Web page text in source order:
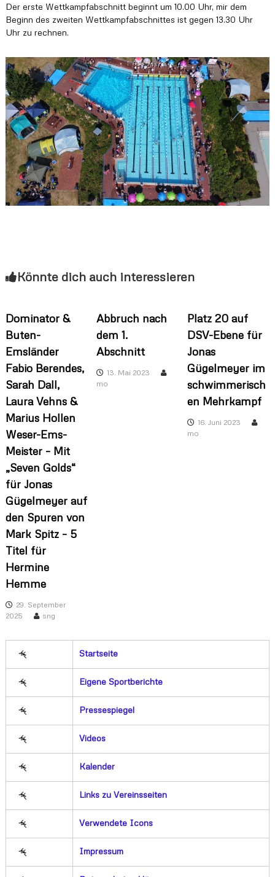
e
s
E
m
l
a
n
d
Der erste Wettkampfabschnitt beginnt um 10.00 Uhr, mir dem
Beginn des zweiten Wettkampfabschnittes ist gegen 13.30 Uhr
Uhr zu rechnen.
Könnte dich auch interessieren
Dominator &
Buten-
Emsländer
Fabio Berendes,
Sarah Dall,
Laura Vehns &
Marius Hollen
Weser-Ems-
Meister – Mit
„Seven Golds“
für Jonas
Gügelmeyer auf
den Spuren von
Mark Spitz – 5
Titel für
Hermine
Hemme
29. September
2025
sng
Abbruch nach
dem 1.
Abschnitt
13. Mai 2023
mo
Platz 20 auf
DSV-Ebene für
Jonas
Gügelmeyer im
schwimmerisch
en Mehrkampf
16. Juni 2023
mo
Startseite
Eigene Sportberichte
Pressespiegel
Videos
Kalender
Links zu Vereinsseiten
Verwendete Icons
Impressum